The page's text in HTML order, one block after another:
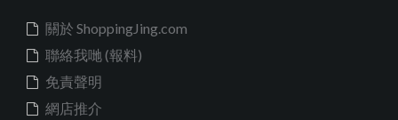
關於 ShoppingJing.com
聯絡我哋 (報料)
免責聲明
網店推介